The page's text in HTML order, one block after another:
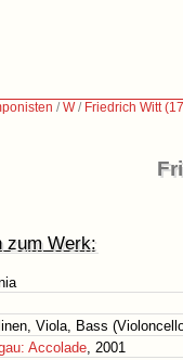
/W/ Friedrich Witt
zum Werk:
Viola, Bass
Accolade, 2001